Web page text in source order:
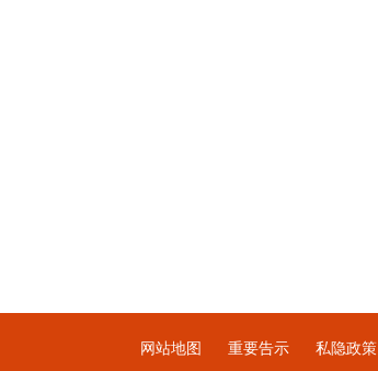
网站地图 重要告示 私隐政策